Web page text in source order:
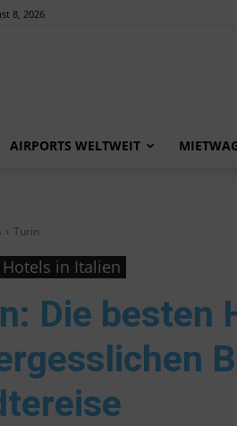
8, 2026
AIRPORTS WELTWEIT
Turin
Hotels in Italien
: Die besten